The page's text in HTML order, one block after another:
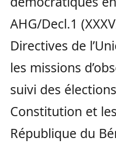
AHG/Decl.1
Directives de
les missions
suivi des
Constitution et
République du